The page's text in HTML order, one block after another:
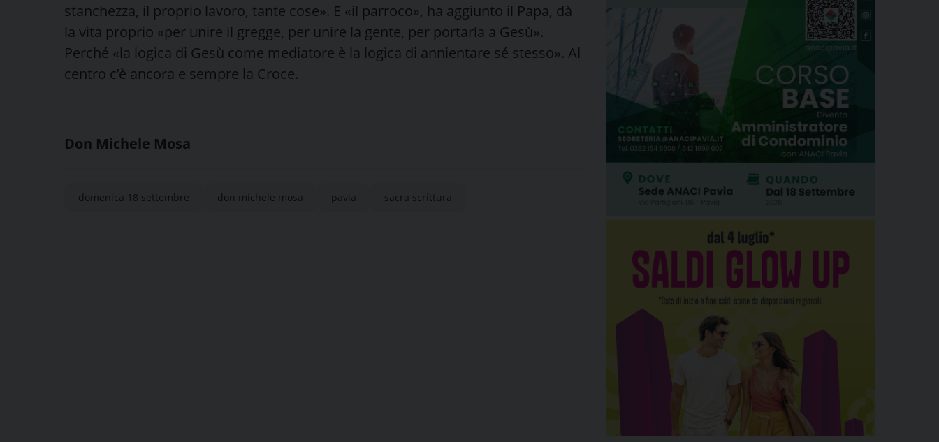
stanchezza, il proprio lavoro, tante cose». E «il parroco», ha aggiunto il Papa, dà
la vita proprio «per unire il gregge, per unire la gente, per portarla a Gesù».
Perché «la logica di Gesù come mediatore è la logica di annientare sé stesso». Al
centro c’è ancora e sempre la Croce.
Don Michele Mosa
domenica 18 settembre don michele mosa pavia sacra scrittura